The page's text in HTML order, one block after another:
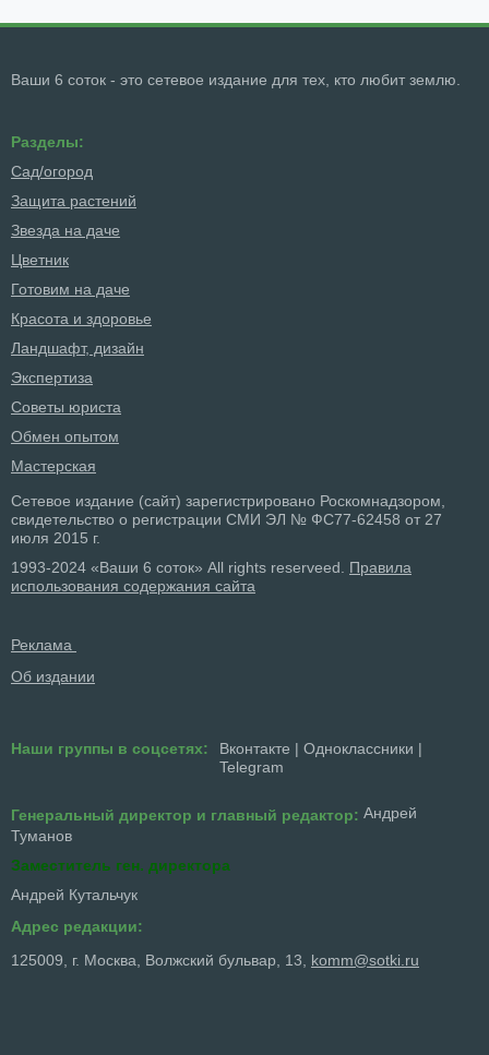
Ваши 6 соток - это сетевое издание для тех, кто любит землю.
Разделы:
Сад/огород
Защита растений
Звезда на даче
Цветник
Готовим на даче
Красота и здоровье
Ландшафт, дизайн
Экспертиза
Советы юриста
Обмен опытом
Мастерская
Сетевое издание (сайт) зарегистрировано Роскомнадзором,
свидетельство о регистрации СМИ ЭЛ № ФС77-62458 от 27
июля 2015 г.
1993-2024 «Ваши 6 соток» All rights reserveed. Правила
использования содержания сайта
Реклама
Об издании
Наши группы в соцсетях: Вконтакте | Одноклассники |
Telegram
Генеральный директор и главный редактор: Андрей
Туманов
Заместитель ген. директора
Андрей Кутальчук
Адрес редакции:
125009, г. Москва, Волжский бульвар, 13, komm@sotki.ru